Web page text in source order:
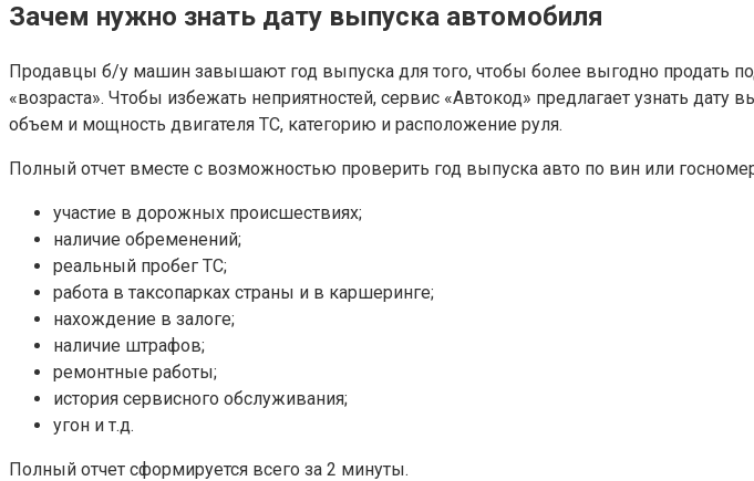
Зачем нужно знать дату выпуска автомобиля
Продавцы б/у машин завышают год выпуска для того, чтобы более выгодно продать
«возраста». Чтобы избежать неприятностей, сервис «Автокод» предлагает узнать
объем и мощность двигателя ТС, категорию и расположение руля.
Полный отчет вместе с возможностью проверить год выпуска авто по вин или
участие в дорожных происшествиях;
наличие обременений;
реальный пробег ТС;
работа в таксопарках страны и в каршеринге;
нахождение в залоге;
наличие штрафов;
ремонтные работы;
история сервисного обслуживания;
угон и т.д.
Полный отчет сформируется всего за 2 минуты.